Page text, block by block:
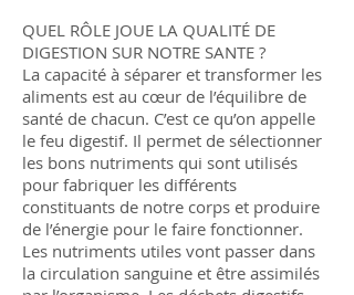
QUEL RÔLE JOUE LA QUALITÉ DE
DIGESTION SUR NOTRE SANTE ?
La capacité à séparer et transformer les
aliments est au cœur de l’équilibre de
santé de chacun. C’est ce qu’on appelle
le feu digestif. Il permet de sélectionner
les bons nutriments qui sont utilisés
pour fabriquer les différents
constituants de notre corps et produire
de l’énergie pour le faire fonctionner.
Les nutriments utiles vont passer dans
la circulation sanguine et être assimilés